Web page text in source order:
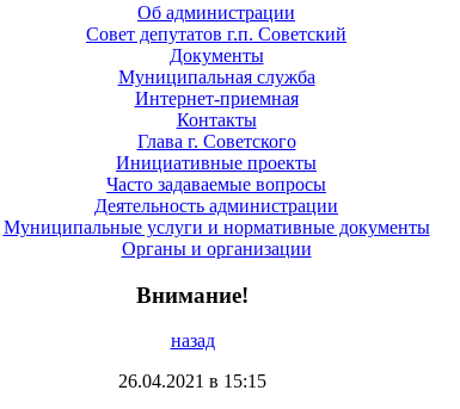
Об администрации
Совет депутатов г.п. Советский
Документы
Муниципальная служба
Интернет-приемная
Контакты
Глава г. Советского
Инициативные проекты
Часто задаваемые вопросы
Деятельность администрации
Муниципальные услуги и нормативные документы
Органы и организации
Внимание!
назад
26.04.2021 в 15:15